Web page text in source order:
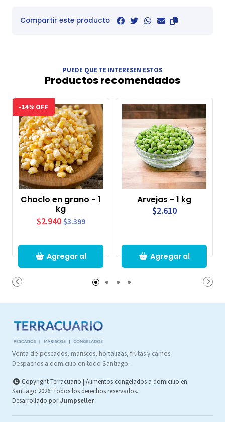
Compartir este producto
PUEDE QUE TE INTERESEN ESTOS
Productos recomendados
-14% OFF
Choclo en grano - 1
kg
$2.940 $3.399
Agregar al
Arvejas - 1 kg
$2.610
Agregar al
Venta de pescados, mariscos, hortalizas, frutas y carnes.
Despachos a domicilio en todo Santiago.
Copyright Terracuario | Alimentos congelados a domicilio en
Santiago 2026. Todos los derechos reservados.
Desarrollado porJumpseller .